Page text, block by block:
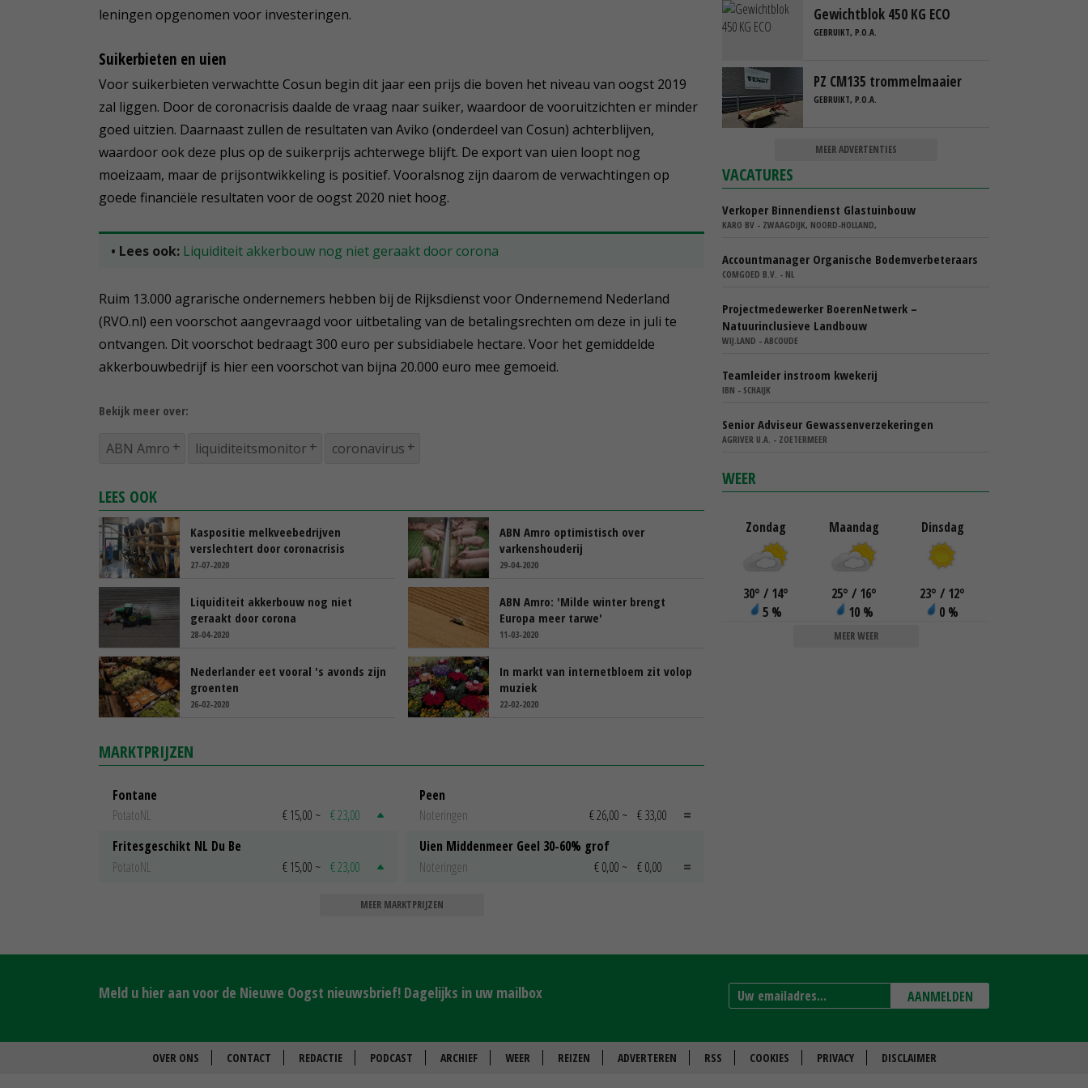
leningen opgenomen voor investeringen.
Suikerbieten en uien
Voor suikerbieten verwachtte Cosun begin dit jaar een prijs die boven het niveau van oogst 2019
zal liggen. Door de coronacrisis daalde de vraag naar suiker, waardoor de vooruitzichten er minder
goed uitzien. Daarnaast zullen de resultaten van Aviko (onderdeel van Cosun) achterblijven,
waardoor ook deze plus op de suikerprijs achterwege blijft. De export van uien loopt nog
moeizaam, maar de prijsontwikkeling is positief. Vooralsnog zijn daarom de verwachtingen op
goede financiële resultaten voor de oogst 2020 niet hoog.
• Lees ook: Liquiditeit akkerbouw nog niet geraakt door corona
Ruim 13.000 agrarische ondernemers hebben bij de Rijksdienst voor Ondernemend Nederland
(RVO.nl) een voorschot aangevraagd voor uitbetaling van de betalingsrechten om deze in juli te
ontvangen. Dit voorschot bedraagt 300 euro per subsidiabele hectare. Voor het gemiddelde
akkerbouwbedrijf is hier een voorschot van bijna 20.000 euro mee gemoeid.
Bekijk meer over:
ABN Amro liquiditeitsmonitor coronavirus
LEES OOK
Kaspositie melkveebedrijven
verslechtert door coronacrisis
27-07-2020
ABN Amro optimistisch over
varkenshouderij
29-04-2020
Liquiditeit akkerbouw nog niet
geraakt door corona
28-04-2020
ABN Amro: 'Milde winter brengt
Europa meer tarwe'
11-03-2020
Nederlander eet vooral 's avonds zijn
groenten
26-02-2020
In markt van internetbloem zit volop
muziek
22-02-2020
MARKTPRIJZEN
Fontane
PotatoNL
€ 15,00 ~ € 23,00
Fritesgeschikt NL Du Be
PotatoNL
€ 15,00 ~ € 23,00
Peen
Noteringen
€ 26,00 ~ € 33,00
Uien Middenmeer Geel 30-60% grof
Noteringen
€ 0,00 ~ € 0,00
MEER MARKTPRIJZEN
Gewichtblok 450 KG ECO
GEBRUIKT, P.O.A.
PZ CM135 trommelmaaier
GEBRUIKT, P.O.A.
MEER ADVERTENTIES
VACATURES
Verkoper Binnendienst Glastuinbouw
KARO BV - ZWAAGDIJK, NOORD-HOLLAND,
Accountmanager Organische Bodemverbeteraars
COMGOED B.V. - NL
Projectmedewerker BoerenNetwerk –
Natuurinclusieve Landbouw
WIJ.LAND - ABCOUDE
Teamleider instroom kwekerij
IBN - SCHAIJK
Senior Adviseur Gewassenverzekeringen
AGRIVER U.A. - ZOETERMEER
WEER
Zondag
30° / 14°
5 %
Maandag
25° / 16°
10 %
Dinsdag
23° / 12°
0 %
MEER WEER
Meld u hier aan voor de Nieuwe Oogst nieuwsbrief! Dagelijks in uw mailbox AANMELDEN
OVER ONS CONTACT REDACTIE PODCAST ARCHIEF WEER REIZEN ADVERTEREN RSS COOKIES PRIVACY DISCLAIMER